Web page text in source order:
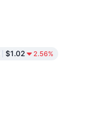
$1.02 2.56%